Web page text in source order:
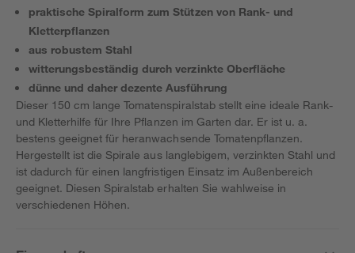
praktische Spiralform zum Stützen von Rank- und
Kletterpflanzen
aus robustem Stahl
witterungsbeständig durch verzinkte Oberfläche
dünne und daher dezente Ausführung
Dieser 150 cm lange Tomatenspiralstab stellt eine ideale Rank-
und Kletterhilfe für Ihre Pflanzen im Garten dar. Er ist u. a.
bestens geeignet für heranwachsende Tomatenpflanzen.
Hergestellt ist die Spirale aus langlebigem, verzinkten Stahl und
ist dadurch für einen langfristigen Einsatz im Außenbereich
geeignet. Diesen Spiralstab erhalten Sie wahlweise in
verschiedenen Höhen.